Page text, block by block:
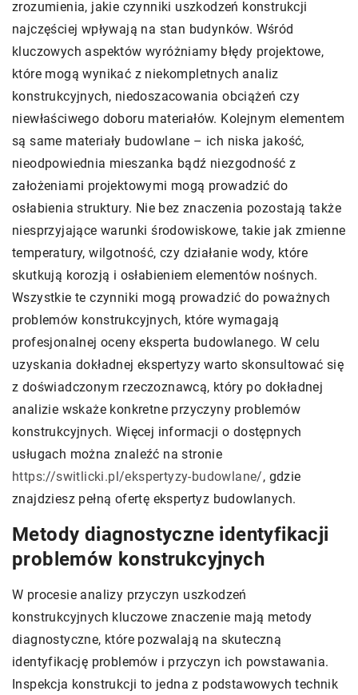
zrozumienia, jakie czynniki uszkodzeń konstrukcji
najczęściej wpływają na stan budynków. Wśród
kluczowych aspektów wyróżniamy błędy projektowe,
które mogą wynikać z niekompletnych analiz
konstrukcyjnych, niedoszacowania obciążeń czy
niewłaściwego doboru materiałów. Kolejnym elementem
są same materiały budowlane – ich niska jakość,
nieodpowiednia mieszanka bądź niezgodność z
założeniami projektowymi mogą prowadzić do
osłabienia struktury. Nie bez znaczenia pozostają także
niesprzyjające warunki środowiskowe, takie jak zmienne
temperatury, wilgotność, czy działanie wody, które
skutkują korozją i osłabieniem elementów nośnych.
Wszystkie te czynniki mogą prowadzić do poważnych
problemów konstrukcyjnych, które wymagają
profesjonalnej oceny eksperta budowlanego. W celu
uzyskania dokładnej ekspertyzy warto skonsultować się
z doświadczonym rzeczoznawcą, który po dokładnej
analizie wskaże konkretne przyczyny problemów
konstrukcyjnych. Więcej informacji o dostępnych
usługach można znaleźć na stronie
https://switlicki.pl/ekspertyzy-budowlane/, gdzie
znajdziesz pełną ofertę ekspertyz budowlanych.
Metody diagnostyczne identyfikacji
problemów konstrukcyjnych
W procesie analizy przyczyn uszkodzeń
konstrukcyjnych kluczowe znaczenie mają metody
diagnostyczne, które pozwalają na skuteczną
identyfikację problemów i przyczyn ich powstawania.
Inspekcja konstrukcji to jedna z podstawowych technik